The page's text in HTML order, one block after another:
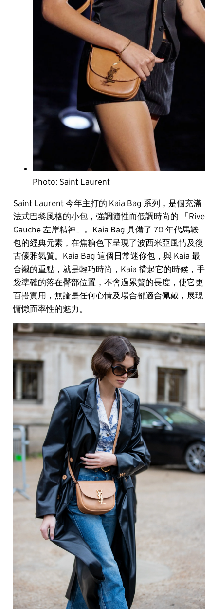
Photo: Saint Laurent
Saint Laurent 今年主打的 Kaia Bag 系列，是個充滿
法式巴黎風格的小包，強調隨性而低調時尚的 「Rive
Gauche 左岸精神」。Kaia Bag 具備了 70 年代馬鞍
包的經典元素，在焦糖色下呈現了波西米亞風情及復
古優雅氣質。Kaia Bag 這個日常迷你包，與 Kaia 最
合襯的重點，就是輕巧時尚，Kaia 揹起它的時候，手
袋準確的落在臀部位置，不會過累贅的長度，使它更
百搭實用，無論是任何心情及場合都適合佩戴，展現
慵懶而率性的魅力。